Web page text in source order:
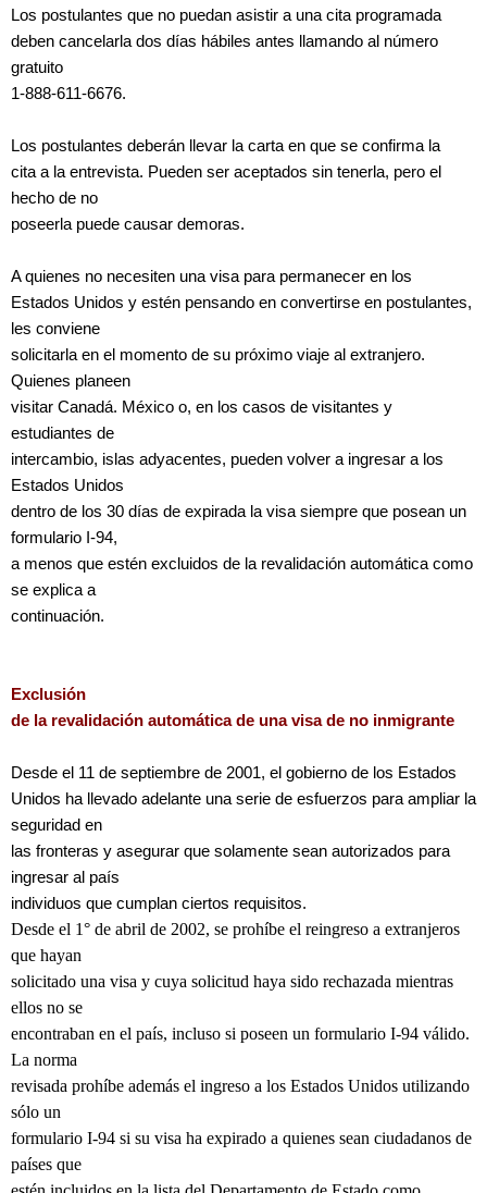
Los postulantes que no puedan asistir a una cita programada
deben cancelarla dos días hábiles antes llamando al número
gratuito
1-888-611-6676.
Los postulantes deberán llevar la carta en que se confirma la
cita a la entrevista. Pueden ser aceptados sin tenerla, pero el
hecho de no
poseerla puede causar demoras.
A quienes no necesiten una visa para permanecer en los
Estados Unidos y estén pensando en convertirse en postulantes,
les conviene
solicitarla en el momento de su próximo viaje al extranjero.
Quienes planeen
visitar Canadá. México o, en los casos de visitantes y
estudiantes de
intercambio, islas adyacentes, pueden volver a ingresar a los
Estados Unidos
dentro de los 30 días de expirada la visa siempre que posean un
formulario I-94,
a menos que estén excluidos de la revalidación automática como
se explica a
continuación.
Exclusión
de la revalidación automática de una visa de no inmigrante
Desde el 11 de septiembre de 2001, el gobierno de los Estados
Unidos ha llevado adelante una serie de esfuerzos para ampliar la
seguridad en
las fronteras y asegurar que solamente sean autorizados para
ingresar al país
individuos que cumplan ciertos requisitos.
Desde el 1° de abril de 2002, se prohíbe el reingreso a extranjeros
que hayan
solicitado una visa y cuya solicitud haya sido rechazada mientras
ellos no se
encontraban en el país, incluso si poseen un formulario I-94 válido.
La norma
revisada prohíbe además el ingreso a los Estados Unidos utilizando
sólo un
formulario I-94 si su visa ha expirado a quienes sean ciudadanos de
países que